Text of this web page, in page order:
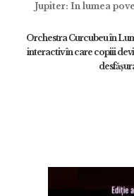
Jupiter: In lumea
Orchestra Curcubeu în
interactiv în care copiii